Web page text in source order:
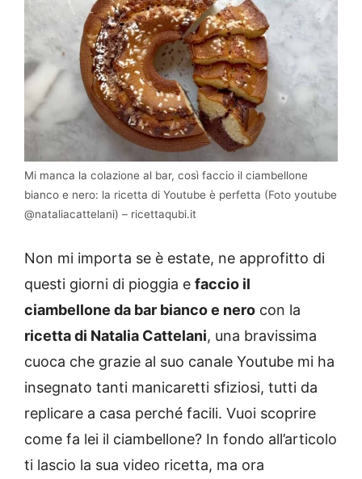
Mi manca la colazione al bar, così faccio il ciambellone
bianco e nero: la ricetta di Youtube è perfetta (Foto youtube
@nataliacattelani) – ricettaqubi.it
Non mi importa se è estate, ne approfitto di
questi giorni di pioggia e faccio il
ciambellone da bar bianco e nero con la
ricetta di Natalia Cattelani, una bravissima
cuoca che grazie al suo canale Youtube mi ha
insegnato tanti manicaretti sfiziosi, tutti da
replicare a casa perché facili. Vuoi scoprire
come fa lei il ciambellone? In fondo all’articolo
ti lascio la sua video ricetta, ma ora